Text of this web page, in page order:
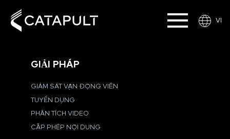
VI
GIẢI PHÁP
GIÁM SÁT VẬN ĐỘNG VIÊN
TUYỂN DỤNG
PHÂN TÍCH VIDEO
CẤP PHÉP NỘI DUNG